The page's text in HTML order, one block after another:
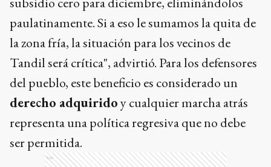
paulatinamente. Si a eso le sumamos la quita de
la zona fría, la situación para los vecinos de
Tandil será crítica", advirtió. Para los defensores
del pueblo, este beneficio es considerado un
derecho adquiridoy cualquier marcha atrás
representa una política regresiva que no debe
ser permitida.
Ads